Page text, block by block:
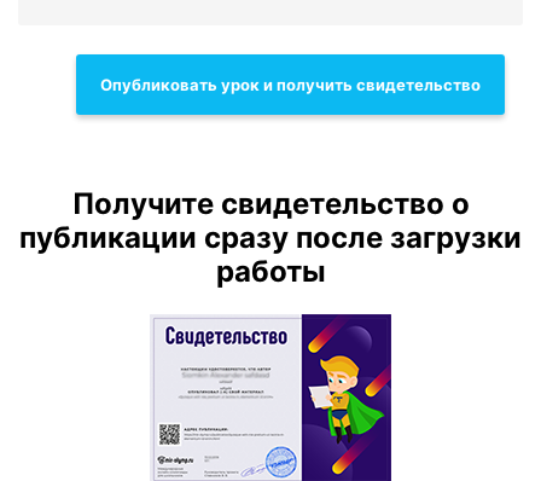
Опубликовать урок и получить свидетельство
Получите свидетельство о
публикации сразу после загрузки
работы